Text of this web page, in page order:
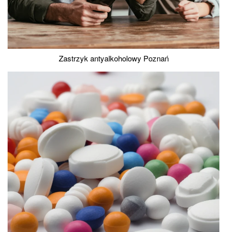
Zastrzyk antyalkoholowy Poznań